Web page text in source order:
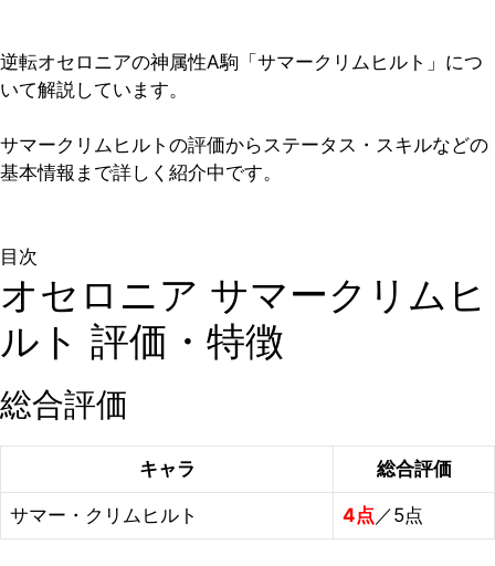
逆転オセロニアの神属性A駒「サマークリムヒルト」につ
いて解説しています。
サマークリムヒルトの評価からステータス・スキルなどの
基本情報まで詳しく紹介中です。
目次
オセロニア サマークリムヒ
ルト 評価・特徴
総合評価
キャラ 総合評価
サマー・クリムヒルト 4点 ／5点